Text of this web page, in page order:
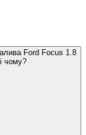
Ford Focus 1.8
чому?